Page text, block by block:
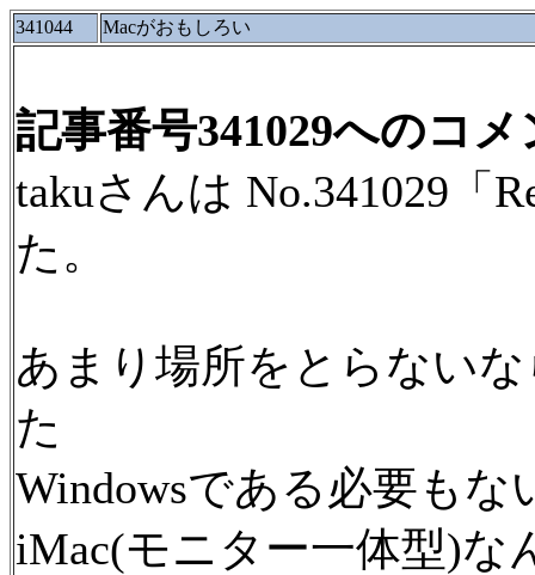
341044 Macがおもしろい
記事番号341029へのコメ
takuさんは No.341029「
た。
あまり場所をとらない
た
Windowsである必要もな
iMac(モニター一体型)な